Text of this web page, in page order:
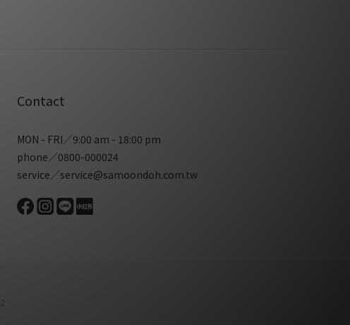
Contact
MON - FRI／9:00 am - 18:00 pm
phone／0800-000024
service／service@samoondoh.com.tw